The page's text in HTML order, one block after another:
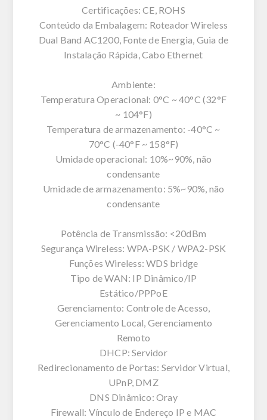
Certificações: CE, ROHS
Conteúdo da Embalagem: Roteador Wireless
Dual Band AC1200, Fonte de Energia, Guia de
Instalação Rápida, Cabo Ethernet
Ambiente:
Temperatura Operacional: 0°C ~ 40°C (32°F
~ 104°F)
Temperatura de armazenamento: -40°C ~
70°C (-40°F ~ 158°F)
Umidade operacional: 10%~90%, não
condensante
Umidade de armazenamento: 5%~90%, não
condensante
Potência de Transmissão: <20dBm
Segurança Wireless: WPA-PSK / WPA2-PSK
Funções Wireless: WDS bridge
Tipo de WAN: IP Dinâmico/IP
Estático/PPPoE
Gerenciamento: Controle de Acesso,
Gerenciamento Local, Gerenciamento
Remoto
DHCP: Servidor
Redirecionamento de Portas: Servidor Virtual,
UPnP, DMZ
DNS Dinâmico: Oray
Firewall: Vínculo de Endereço IP e MAC